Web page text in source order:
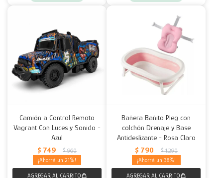
Camión a Control Remoto
Vagrant Con Luces y Sonido -
Azul
$ 749 $ 960
21
Bañera Bañito Pleg con
colchón Drenaje y Base
Antideslizante - Rosa Claro
$ 790 $ 1.290
38